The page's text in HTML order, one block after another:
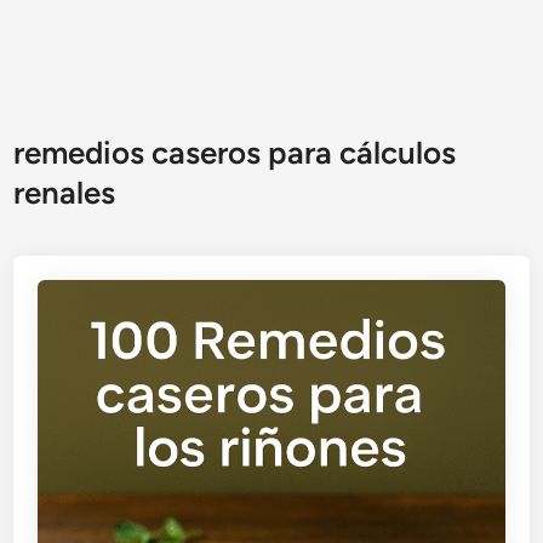
remedios caseros para cálculos
renales